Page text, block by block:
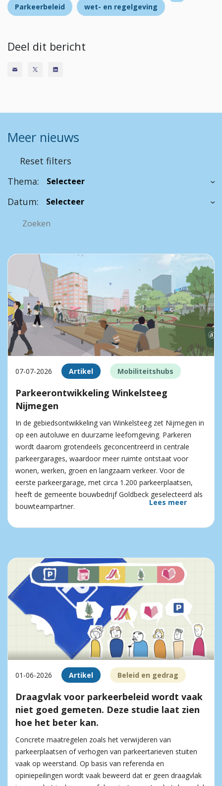
Parkeerbeleid wet- en regelgeving
Deel dit bericht
Meer nieuws
Reset filters
Thema:
Datum:
07-07-2026 Artikel Mobiliteitshubs
Parkeerontwikkeling Winkelsteeg
Nijmegen
In de gebiedsontwikkeling van Winkelsteeg zet Nijmegen in
op een autoluwe en duurzame leefomgeving. Parkeren
wordt daarom grotendeels geconcentreerd in centrale
parkeergarages, waardoor meer ruimte ontstaat voor
wonen, werken, groen en langzaam verkeer. Voor de
eerste parkeergarage, met circa 1.200 parkeerplaatsen,
heeft de gemeente bouwbedrijf Goldbeck geselecteerd als
bouwteampartner.
Lees meer
01-06-2026 Artikel Beleid en gedrag
Draagvlak voor parkeerbeleid wordt vaak
niet goed gemeten. Deze studie laat zien
hoe het beter kan.
Concrete maatregelen zoals het verwijderen van
parkeerplaatsen of verhogen van parkeertarieven stuiten
vaak op weerstand. Op basis van referenda en
opiniepeilingen wordt vaak beweerd dat er geen draagvlak